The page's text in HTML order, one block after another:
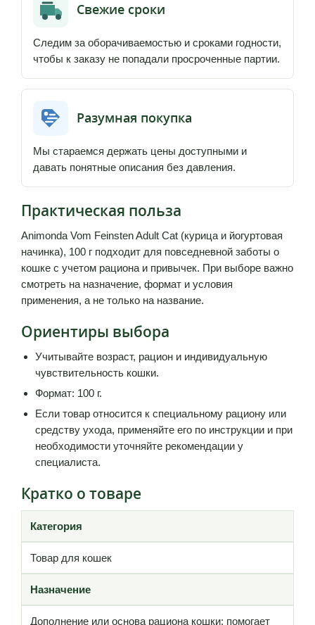
Свежие сроки
Следим за оборачиваемостью и сроками годности,
чтобы к заказу не попадали просроченные партии.
Разумная покупка
Мы стараемся держать цены доступными и
давать понятные описания без давления.
Практическая польза
Animonda Vom Feinsten Adult Cat (курица и йогуртовая
начинка), 100 г подходит для повседневной заботы о
кошке с учетом рациона и привычек. При выборе важно
смотреть на назначение, формат и условия
применения, а не только на название.
Ориентиры выбора
Учитывайте возраст, рацион и индивидуальную
чувствительность кошки.
Формат: 100 г.
Если товар относится к специальному рациону или
средству ухода, применяйте его по инструкции и при
необходимости уточняйте рекомендации у
специалиста.
Кратко о товаре
Категория
Товар для кошек
Назначение
Дополнение или основа рациона кошки: помогает